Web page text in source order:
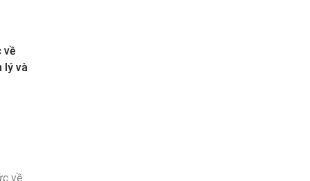
về
lý và